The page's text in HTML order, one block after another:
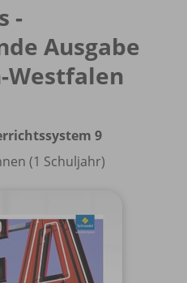
-
Ausgabe
9
(1 Schuljahr)